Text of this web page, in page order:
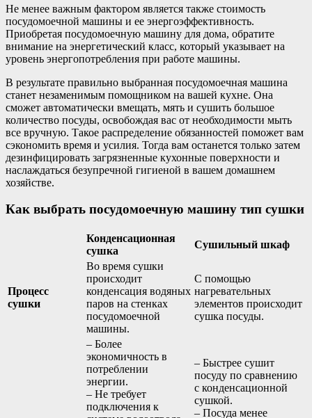
Не менее важным фактором является также стоимость
посудомоечной машины и ее энергоэффективность.
Приобретая посудомоечную машину для дома, обратите
внимание на энергетический класс, который указывает на
уровень энергопотребления при работе машины.
В результате правильно выбранная посудомоечная машина
станет незаменимым помощником на вашей кухне. Она
сможет автоматически вмещать, мять и сушить большое
количество посуды, освобождая вас от необходимости мыть
все вручную. Такое распределение обязанностей поможет вам
сэкономить время и усилия. Тогда вам останется только затем
дезинфицировать загрязненные кухонные поверхности и
наслаждаться безупречной гигиеной в вашем домашнем
хозяйстве.
Как выбрать посудомоечную машину тип сушки
Конденсационная
сушка
Сушильный шкаф
Процесс
сушки
Во время сушки
происходит
конденсация водяных
паров на стенках
посудомоечной
машины.
С помощью
нагревательных
элементов происходит
сушка посуды.
– Более
экономичность в
потреблении
энергии.
– Не требует
подключения к
– Быстрее сушит
посуду по сравнению
с конденсационной
сушкой.
– Посуда менее